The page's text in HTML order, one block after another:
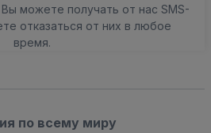
Вы можете получать от нас SMS-
отказаться от них в любое
время.
по всему миру